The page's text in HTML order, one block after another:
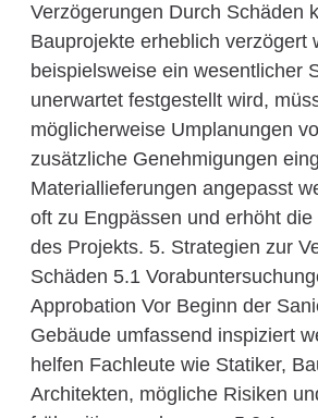
Verzögerungen Durch Schäden
Bauprojekte erheblich verzögert
beispielsweise ein wesentlicher
unerwartet festgestellt wird,
möglicherweise Umplanungen
zusätzliche Genehmigungen
Materiallieferungen angepasst
oft zu Engpässen und erhöht
des Projekts. 5. Strategien zur
Schäden 5.1
Approbation Vor Beginn der
Gebäude umfassend inspiziert
helfen Fachleute wie Statiker,
Architekten, mögliche Risiken